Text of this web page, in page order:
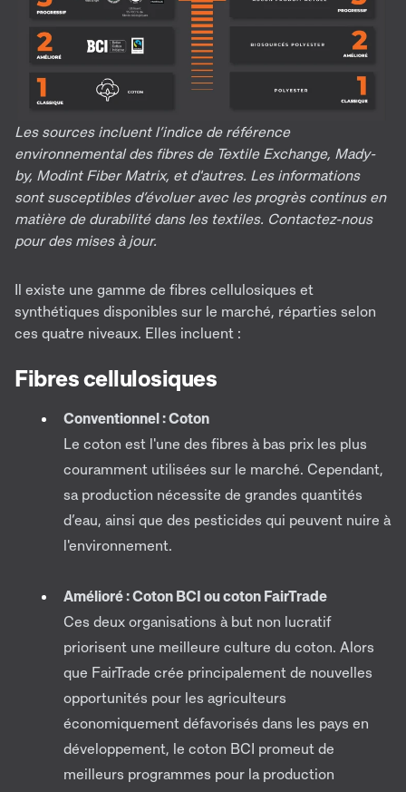
Les sources incluent l’indice de référence
environnemental des fibres de Textile Exchange, Mady-
by, Modint Fiber Matrix, et d'autres. Les informations
sont susceptibles d’évoluer avec les progrès continus en
matière de durabilité dans les textiles. Contactez-nous
pour des mises à jour.
Il existe une gamme de fibres cellulosiques et
synthétiques disponibles sur le marché, réparties selon
ces quatre niveaux. Elles incluent :
Fibres cellulosiques
Conventionnel : Coton
Le coton est l'une des fibres à bas prix les plus
couramment utilisées sur le marché. Cependant,
sa production nécessite de grandes quantités
d’eau, ainsi que des pesticides qui peuvent nuire à
l'environnement.
Amélioré : Coton BCI ou coton FairTrade
Ces deux organisations à but non lucratif
priorisent une meilleure culture du coton. Alors
que FairTrade crée principalement de nouvelles
opportunités pour les agriculteurs
économiquement défavorisés dans les pays en
développement, le coton BCI promeut de
meilleurs programmes pour la production